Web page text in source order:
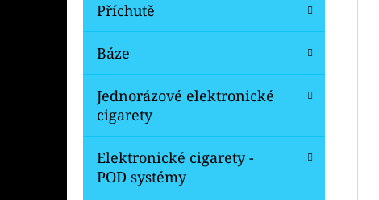
N
Příchutě
Báze
Jednorázové elektronické
cigarety
Elektronické cigarety -
POD systémy
OXVA XLIM V3 TOP FILL NÁHRADNÍ
99 Kč
Původně:109 Kč